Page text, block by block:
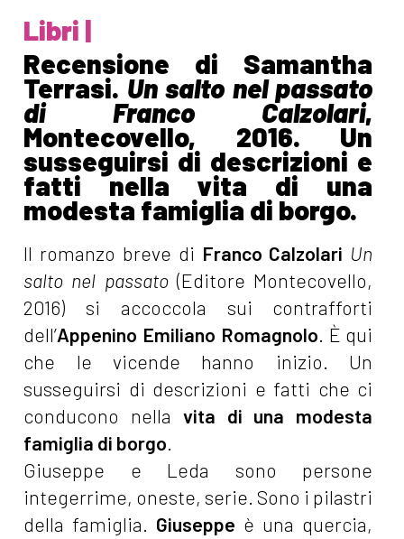
Libri |
Recensione di Samantha
Terrasi. Un salto nel passato
di Franco Calzolari,
Montecovello, 2016. Un
susseguirsi di descrizioni e
fatti nella vita di una
modesta famiglia di borgo.
Il romanzo breve di Franco Calzolari Un
salto nel passato(Editore Montecovello,
2016) si accoccola sui contrafforti
dell’Appenino Emiliano Romagnolo. È qui
che le vicende hanno inizio. Un
susseguirsi di descrizioni e fatti che ci
conducono nella vita di una modesta
famiglia di borgo.
Giuseppe e Leda sono persone
integerrime, oneste, serie. Sono i pilastri
della famiglia. Giuseppe è una quercia,